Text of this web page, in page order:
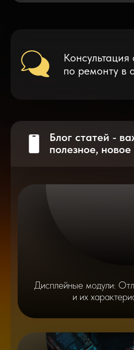
Разблокировка iPhone
Что делать после замены аккумулятора
на смартфоне?